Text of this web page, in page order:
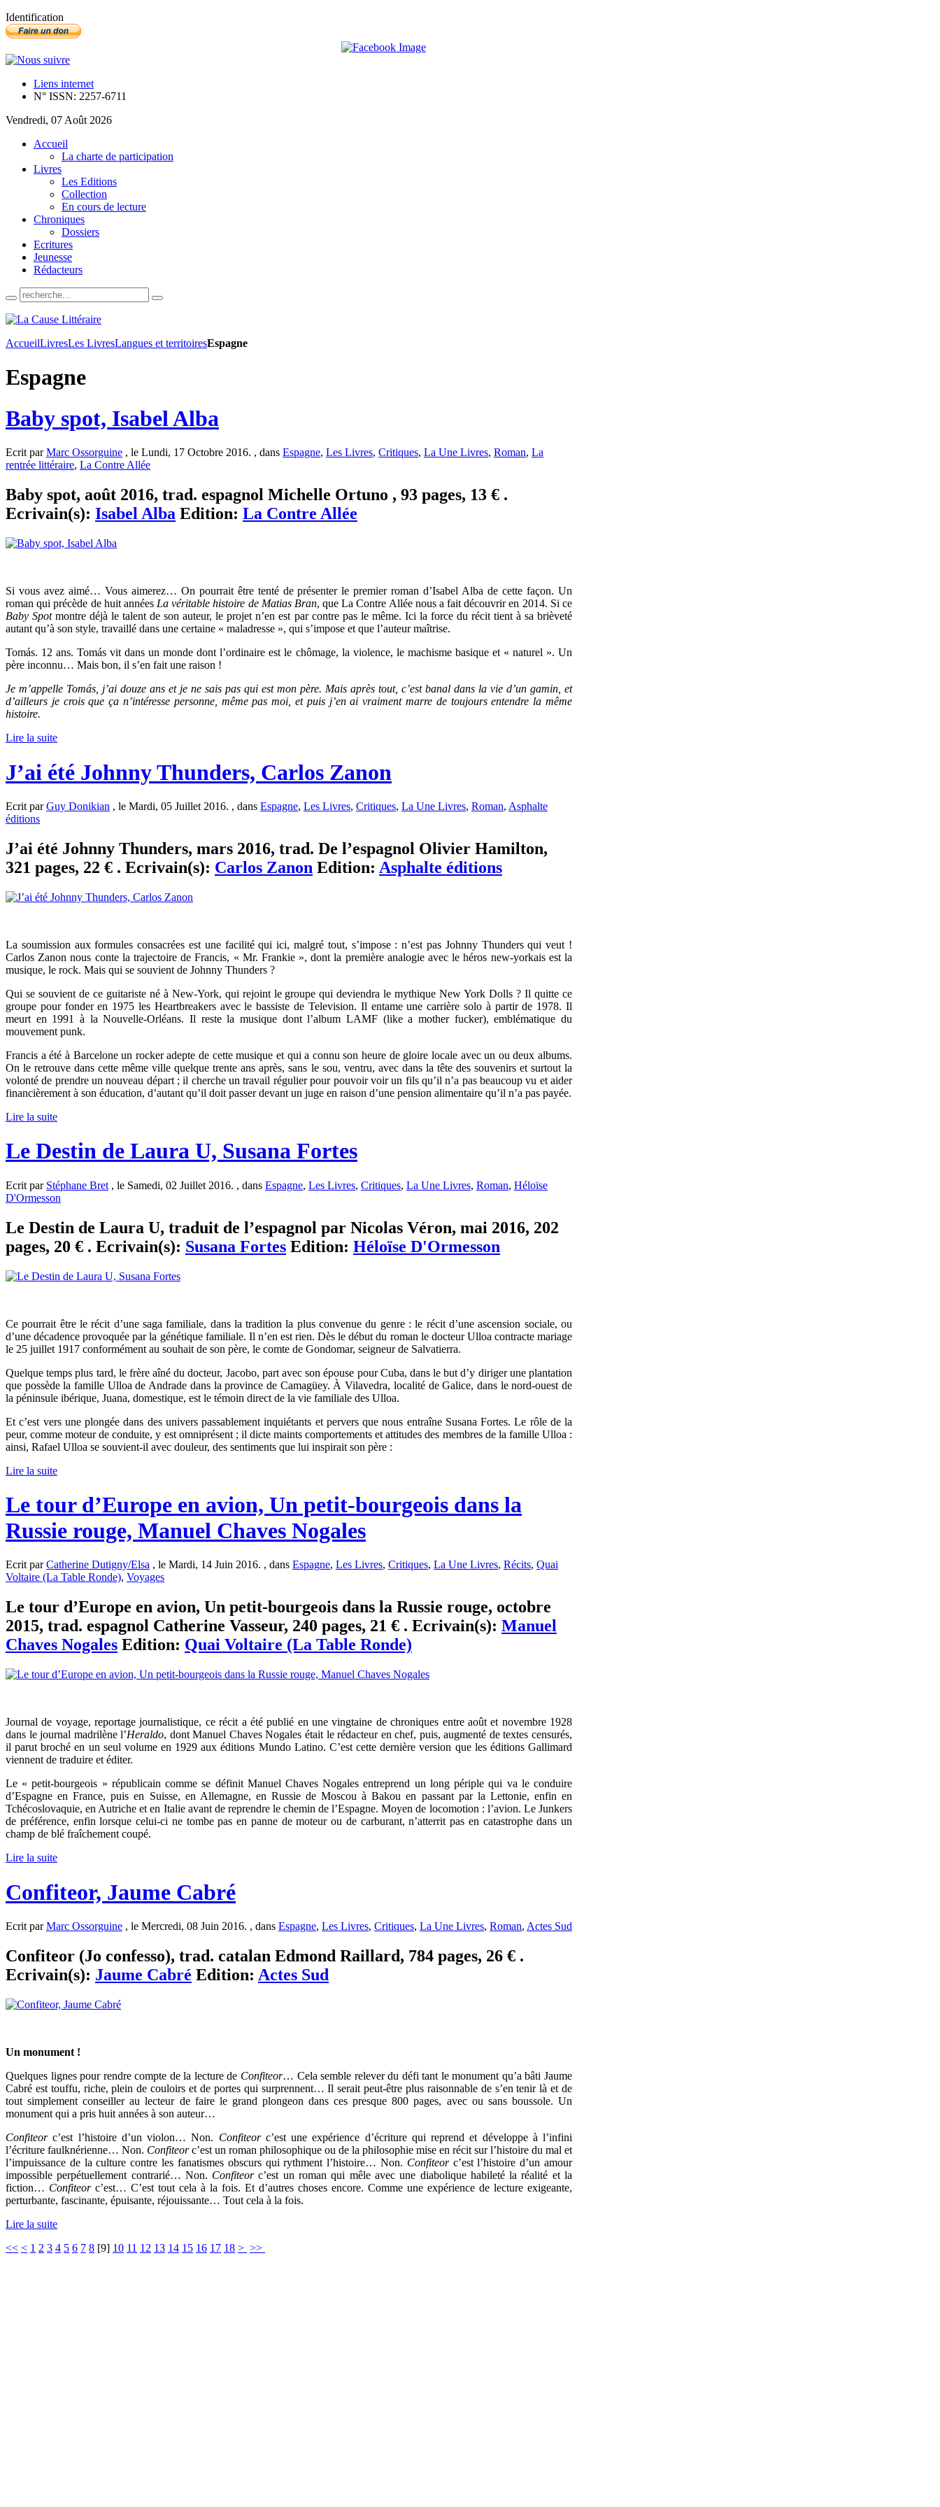
Identification
Liens internet
N° ISSN: 2257-6711
Vendredi, 07 Août 2026
Accueil
La charte de participation
Livres
Les Editions
Collection
En cours de lecture
Chroniques
Dossiers
Ecritures
Jeunesse
Rédacteurs
AccueilLivresLes LivresLangues et territoiresEspagne
Espagne
Baby spot, Isabel Alba
Ecrit parMarc Ossorguine , le Lundi, 17 Octobre 2016. , dans Espagne, Les Livres, Critiques, La Une Livres, Roman, La
rentrée littéraire, La Contre Allée
Baby spot, août 2016, trad. espagnol Michelle Ortuno , 93 pages, 13 € .
Ecrivain(s): Isabel Alba Edition: La Contre Allée
Si vous avez aimé… Vous aimerez… On pourrait être tenté de présenter le premier roman d’Isabel Alba de cette façon. Un
roman qui précède de huit années La véritable histoire de Matias Bran, que La Contre Allée nous a fait découvrir en 2014. Si ce
Baby Spotmontre déjà le talent de son auteur, le projet n’en est par contre pas le même. Ici la force du récit tient à sa brièveté
autant qu’à son style, travaillé dans une certaine « maladresse », qui s’impose et que l’auteur maîtrise.
Tomás. 12 ans. Tomás vit dans un monde dont l’ordinaire est le chômage, la violence, le machisme basique et « naturel ». Un
père inconnu… Mais bon, il s’en fait une raison !
Je m’appelle Tomás, j’ai douze ans et je ne sais pas qui est mon père. Mais après tout, c’est banal dans la vie d’un gamin, et
d’ailleurs je crois que ça n’intéresse personne, même pas moi, et puis j’en ai vraiment marre de toujours entendre la même
histoire.
Lire la suite
J’ai été Johnny Thunders, Carlos Zanon
Ecrit parGuy Donikian , le Mardi, 05 Juillet 2016. , dans Espagne, Les Livres, Critiques, La Une Livres, Roman, Asphalte
éditions
J’ai été Johnny Thunders, mars 2016, trad. De l’espagnol Olivier Hamilton,
321 pages, 22 € . Ecrivain(s): Carlos Zanon Edition: Asphalte éditions
La soumission aux formules consacrées est une facilité qui ici, malgré tout, s’impose : n’est pas Johnny Thunders qui veut !
Carlos Zanon nous conte la trajectoire de Francis, « Mr. Frankie », dont la première analogie avec le héros new-yorkais est la
musique, le rock. Mais qui se souvient de Johnny Thunders ?
Qui se souvient de ce guitariste né à New-York, qui rejoint le groupe qui deviendra le mythique New York Dolls ? Il quitte ce
groupe pour fonder en 1975 les Heartbreakers avec le bassiste de Television. Il entame une carrière solo à partir de 1978. Il
meurt en 1991 à la Nouvelle-Orléans. Il reste la musique dont l’album LAMF (like a mother fucker), emblématique du
mouvement punk.
Francis a été à Barcelone un rocker adepte de cette musique et qui a connu son heure de gloire locale avec un ou deux albums.
On le retrouve dans cette même ville quelque trente ans après, sans le sou, ventru, avec dans la tête des souvenirs et surtout la
volonté de prendre un nouveau départ ; il cherche un travail régulier pour pouvoir voir un fils qu’il n’a pas beaucoup vu et aider
financièrement à son éducation, d’autant qu’il doit passer devant un juge en raison d’une pension alimentaire qu’il n’a pas payée.
Lire la suite
Le Destin de Laura U, Susana Fortes
Ecrit par Stéphane Bret , le Samedi, 02 Juillet 2016. , dans Espagne, Les Livres, Critiques, La Une Livres, Roman, Héloïse
D'Ormesson
Le Destin de Laura U, traduit de l’espagnol par Nicolas Véron, mai 2016, 202
pages, 20 € . Ecrivain(s): Susana Fortes Edition: Héloïse D'Ormesson
Ce pourrait être le récit d’une saga familiale, dans la tradition la plus convenue du genre : le récit d’une ascension sociale, ou
d’une décadence provoquée par la génétique familiale. Il n’en est rien. Dès le début du roman le docteur Ulloa contracte mariage
le 25 juillet 1917 conformément au souhait de son père, le comte de Gondomar, seigneur de Salvatierra.
Quelque temps plus tard, le frère aîné du docteur, Jacobo, part avec son épouse pour Cuba, dans le but d’y diriger une plantation
que possède la famille Ulloa de Andrade dans la province de Camagüey. À Vilavedra, localité de Galice, dans le nord-ouest de
la péninsule ibérique, Juana, domestique, est le témoin direct de la vie familiale des Ulloa.
Et c’est vers une plongée dans des univers passablement inquiétants et pervers que nous entraîne Susana Fortes. Le rôle de la
peur, comme moteur de conduite, y est omniprésent ; il dicte maints comportements et attitudes des membres de la famille Ulloa :
ainsi, Rafael Ulloa se souvient-il avec douleur, des sentiments que lui inspirait son père :
Lire la suite
Le tour d’Europe en avion, Un petit-bourgeois dans la
Russie rouge, Manuel Chaves Nogales
Ecrit parCatherine Dutigny/Elsa , le Mardi, 14 Juin 2016. , dans Espagne, Les Livres, Critiques, La Une Livres, Récits, Quai
Voltaire (La Table Ronde), Voyages
Le tour d’Europe en avion, Un petit-bourgeois dans la Russie rouge, octobre
2015, trad. espagnol Catherine Vasseur, 240 pages, 21 € . Ecrivain(s): Manuel
Chaves Nogales Edition: Quai Voltaire (La Table Ronde)
Journal de voyage, reportage journalistique, ce récit a été publié en une vingtaine de chroniques entre août et novembre 1928
dans le journal madrilène l’Heraldo, dont Manuel Chaves Nogales était le rédacteur en chef, puis, augmenté de textes censurés,
il parut broché en un seul volume en 1929 aux éditions Mundo Latino. C’est cette dernière version que les éditions Gallimard
viennent de traduire et éditer.
Le « petit-bourgeois » républicain comme se définit Manuel Chaves Nogales entreprend un long périple qui va le conduire
d’Espagne en France, puis en Suisse, en Allemagne, en Russie de Moscou à Bakou en passant par la Lettonie, enfin en
Tchécoslovaquie, en Autriche et en Italie avant de reprendre le chemin de l’Espagne. Moyen de locomotion : l’avion. Le Junkers
de préférence, enfin lorsque celui-ci ne tombe pas en panne de moteur ou de carburant, n’atterrit pas en catastrophe dans un
champ de blé fraîchement coupé.
Lire la suite
Confiteor, Jaume Cabré
Ecrit parMarc Ossorguine , le Mercredi, 08 Juin 2016. , dans Espagne, Les Livres, Critiques, La Une Livres, Roman, Actes Sud
Confiteor (Jo confesso), trad. catalan Edmond Raillard, 784 pages, 26 € .
Ecrivain(s): Jaume Cabré Edition: Actes Sud
Un monument !
Quelques lignes pour rendre compte de la lecture de Confiteor… Cela semble relever du défi tant le monument qu’a bâti Jaume
Cabré est touffu, riche, plein de couloirs et de portes qui surprennent… Il serait peut-être plus raisonnable de s’en tenir là et de
tout simplement conseiller au lecteur de faire le grand plongeon dans ces presque 800 pages, avec ou sans boussole. Un
monument qui a pris huit années à son auteur…
Confiteorc’est l’histoire d’un violon… Non. Confiteorc’est une expérience d’écriture qui reprend et développe à l’infini
l’écriture faulknérienne… Non. Confiteorc’est un roman philosophique ou de la philosophie mise en récit sur l’histoire du mal et
l’impuissance de la culture contre les fanatismes obscurs qui rythment l’histoire… Non. Confiteorc’est l’histoire d’un amour
impossible perpétuellement contrarié… Non. Confiteorc’est un roman qui mêle avec une diabolique habileté la réalité et la
fiction… Confiteor c’est… C’est tout cela à la fois. Et d’autres choses encore. Comme une expérience de lecture exigeante,
perturbante, fascinante, épuisante, réjouissante… Tout cela à la fois.
Lire la suite
<< < 1 2 3 4 5 6 7 8 [9] 10 11 12 13 14 15 16 17 18 > >>